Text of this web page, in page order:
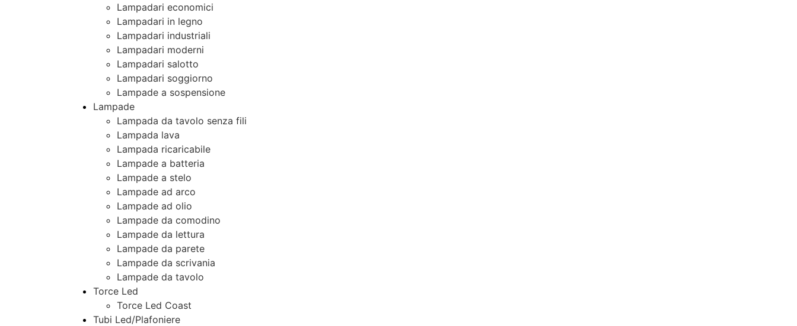
Lampadari economici
Lampadari in legno
Lampadari industriali
Lampadari moderni
Lampadari salotto
Lampadari soggiorno
Lampade a sospensione
Lampade
Lampada da tavolo senza fili
Lampada lava
Lampada ricaricabile
Lampade a batteria
Lampade a stelo
Lampade ad arco
Lampade ad olio
Lampade da comodino
Lampade da lettura
Lampade da parete
Lampade da scrivania
Lampade da tavolo
Torce Led
Torce Led Coast
Tubi Led/Plafoniere